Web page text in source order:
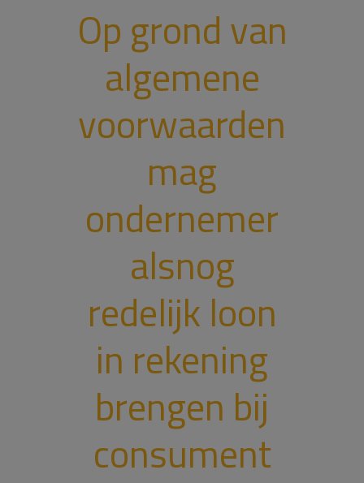
Op grond van
algemene
voorwaarden
mag
ondernemer
alsnog
redelijk loon
in rekening
brengen bij
consument